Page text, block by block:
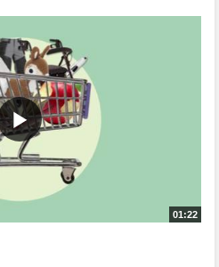
01:22